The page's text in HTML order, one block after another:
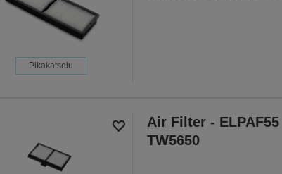
Pikakatselu
Air Filter - ELPAF55
TW5650